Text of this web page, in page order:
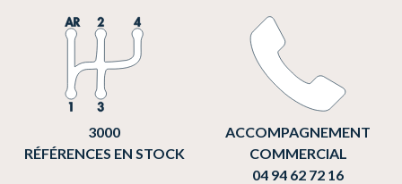
3000
RÉFÉRENCES EN STOCK
ACCOMPAGNEMENT
COMMERCIAL
04 94 62 72 16